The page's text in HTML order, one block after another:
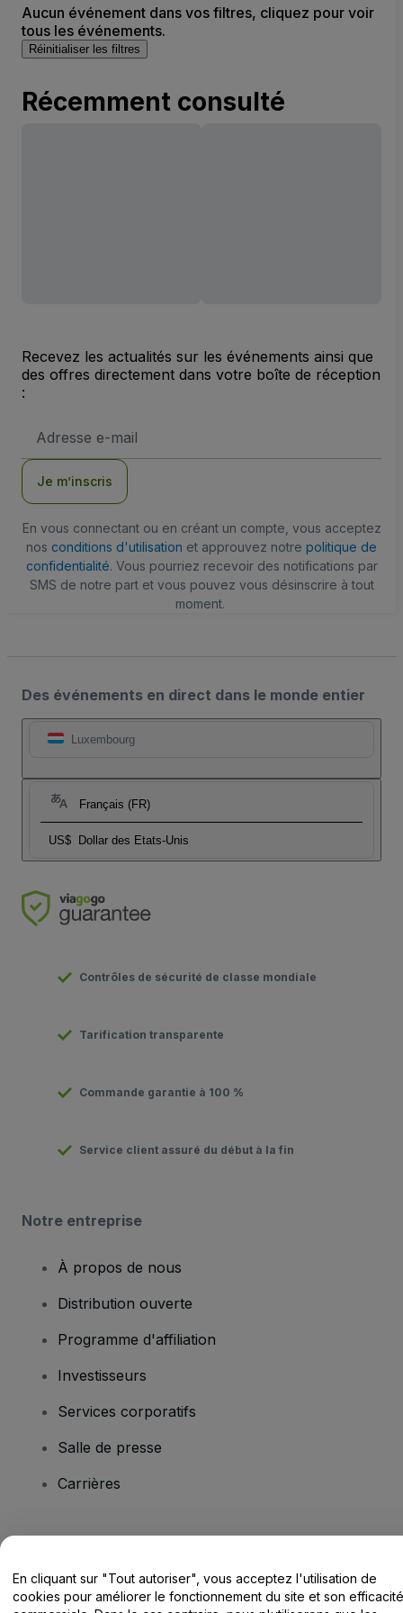
Aucun événement dans vos filtres, cliquez pour voir
tous les événements.
Réinitialiser les filtres
Récemment consulté
Recevez les actualités sur les événements ainsi que
des offres directement dans votre boîte de réception
:
e-
Je m’inscris
En vous connectant ou en créant un compte, vous acceptez
nos conditions d'utilisation et approuvez notre politique de
confidentialité. Vous pourriez recevoir des notifications par
SMS de notre part et vous pouvez vous désinscrire à tout
moment.
Des événements en direct dans le monde entier
Luxembourg
Français (FR)
US$ Dollar des Etats-Unis
Contrôles de sécurité de classe mondiale
Tarification transparente
Commande garantie à 100 %
Service client assuré du début à la fin
Notre entreprise
À propos de nous
Distribution ouverte
Programme d'affiliation
Investisseurs
Services corporatifs
Salle de presse
Carrières
Centre d'assistance / Nous contacter
En cliquant sur "Tout autoriser", vous acceptez l'utilisation de
cookies pour améliorer le fonctionnement du site et son efficacité